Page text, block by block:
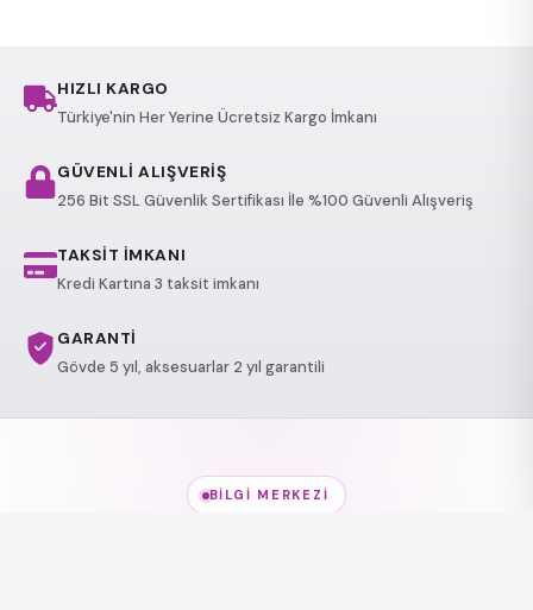
HIZLI KARGO
Türkiye'nin Her Yerine Ücretsiz Kargo İmkanı
GÜVENLİ ALIŞVERİŞ
256 Bit SSL Güvenlik Sertifikası İle %100 Güvenli Alışveriş
TAKSİT İMKANI
Kredi Kartına 3 taksit imkanı
GARANTİ
Gövde 5 yıl, aksesuarlar 2 yıl garantili
BILGI MERKEZI